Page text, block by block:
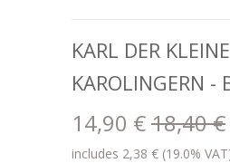
KARL DER
KAROLINGERN -
14,90 €18,40 €
includes 2,38 € (19.0%